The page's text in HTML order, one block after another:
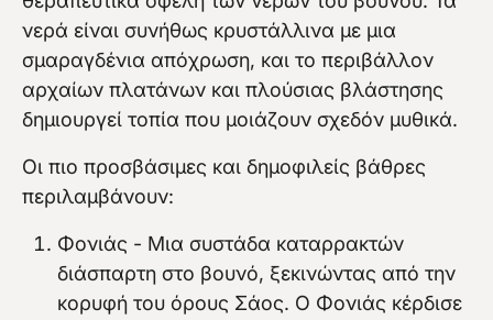
νερά είναι συνήθως κρυστάλλινα με μια
σμαραγδένια απόχρωση, και το περιβάλλον
αρχαίων πλατάνων και πλούσιας βλάστησης
δημιουργεί τοπία που μοιάζουν σχεδόν μυθικά.
Οι πιο προσβάσιμες και δημοφιλείς βάθρες
περιλαμβάνουν:
Φονιάς - Μια συστάδα καταρρακτών
διάσπαρτη στο βουνό, ξεκινώντας από την
κορυφή του όρους Σάος. Ο Φονιάς κέρδισε